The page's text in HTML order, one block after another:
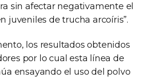
sin afectar negativamente el
juveniles de trucha arcoíris”.
los resultados obtenidos
por lo cual esta línea de
ensayando el uso del polvo